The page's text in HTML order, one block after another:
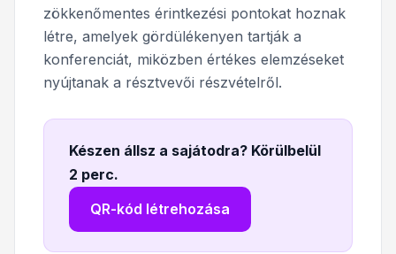
zökkenőmentes érintkezési pontokat hoznak
létre, amelyek gördülékenyen tartják a
konferenciát, miközben értékes elemzéseket
nyújtanak a résztvevői részvételről.
Készen állsz a sajátodra? Körülbelül
2 perc.
QR-kód létrehozása